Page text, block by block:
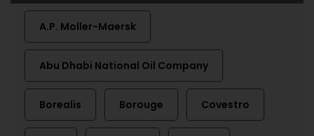
A.P. Moller-Maersk
Abu Dhabi National Oil Company
Borealis Borouge Covestro